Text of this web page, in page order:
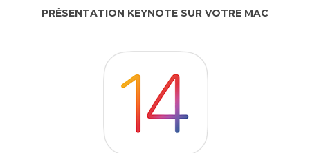
PRÉSENTATION KEYNOTE SUR VOTRE MAC